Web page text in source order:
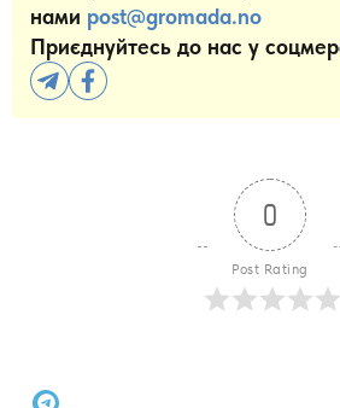
нами post@gromada.no
Приєднуйтесь до нас у
0
Post Rating